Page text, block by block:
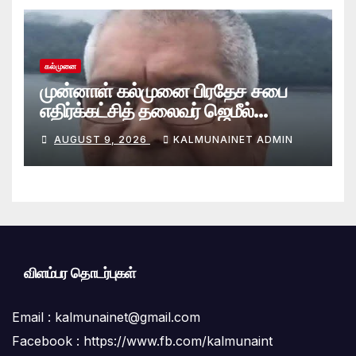
கல்முனை
முன்னாள் கல்முனை பிரதேச சபை
எதிர்க்கட்சித் தலைவர் ஜெமீல்
காலமானார்.!
AUGUST 9, 2026 KALMUNAINET ADMIN
விளம்பர தொடர்புகள்
Email : kalmunainet@gmail.com
Facebook : https://www.fb.com/kalmunaint